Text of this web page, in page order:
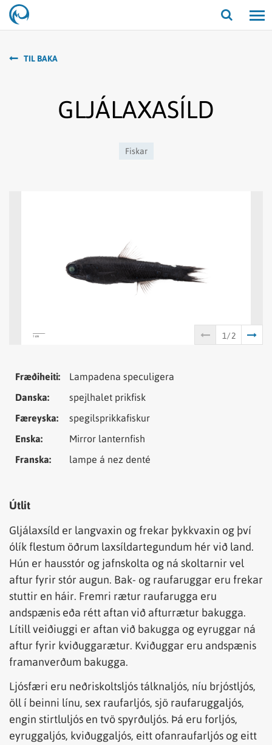
Opna/
TIL BAKA
GLJÁLAXASÍLD
Fiskar
Tungumál Samheiti
Fræðiheiti:
Lampadena speculigera
Danska:
spejlhalet prikfisk
Færeyska:
spegilsprikkafiskur
Enska:
Mirror lanternfish
Franska:
lampe á nez denté
Útlit
Gljálaxsíld er langvaxin og frekar þykkvaxin og því
ólík flestum öðrum laxsíldartegundum hér við land.
Hún er hausstór og jafnskolta og ná skoltarnir vel
aftur fyrir stór augun. Bak- og raufaruggar eru frekar
stuttir en háir. Fremri rætur raufarugga eru
andspænis eða rétt aftan við afturrætur bakugga.
Lítill veiðiuggi er aftan við bakugga og eyruggar ná
aftur fyrir kviðuggarætur. Kviðuggar eru andspænis
framanverðum bakugga.
Ljósfæri eru neðriskoltsljós tálknaljós, níu brjóstljós,
öll í beinni línu, sex raufarljós, sjö raufaruggaljós,
engin stirtluljós en tvö spyrðuljós. Þá eru forljós,
eyruggaljós, kviðuggaljós, eitt ofanraufarljós og eitt